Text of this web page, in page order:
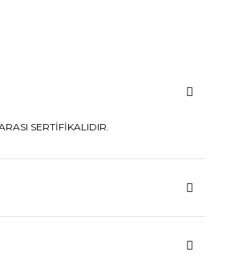
SERTİFİKALIDIR.